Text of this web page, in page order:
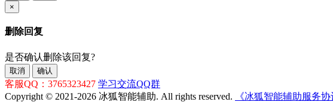
×
删除回复
是否确认删除该回复?
取消 确认
客服QQ：3765323427 学习交流QQ群
Copyright © 2021-2026 冰狐智能辅助. All rights reserved.
《冰狐智能辅助服务协